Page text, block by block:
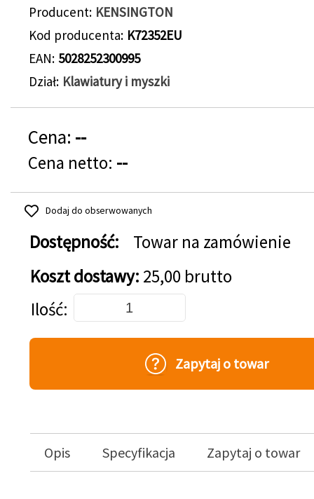
Producent KENSINGTON
Kod producenta K72352EU
EAN 5028252300995
Dział Klawiatury i myszki
Cena: --
Cena netto: --
Dodaj do obserwowanych
Dostępność:
Towar na zamówienie
Koszt dostawy: 25,00 brutto
Dodaj do koszyka
Ilość
Zapytaj o towar
Opis Specyfikacja Zapytaj o towar